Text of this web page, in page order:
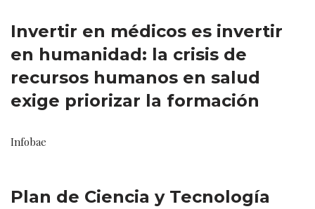
Invertir en médicos es invertir
en humanidad: la crisis de
recursos humanos en salud
exige priorizar la formación
Infobae
Plan de Ciencia y Tecnología